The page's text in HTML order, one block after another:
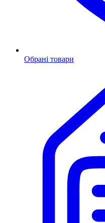
Обрані товари